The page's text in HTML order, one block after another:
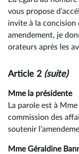
vous propose
invite à la concision
amendement, je
orateurs après les
Article 2 (suite)
Mme la présidente
La parole est à
commission des
soutenir
Mme Géraldine